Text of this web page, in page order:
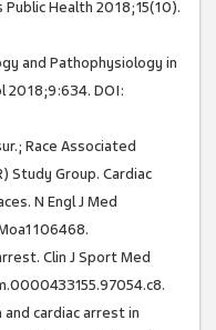
Public Health 2018;15(10).
and Pathophysiology in
2018;9:634. DOI:
Race Associated
Study Group. Cardiac
N Engl J Med
Clin J Sport Med
cardiac arrest in